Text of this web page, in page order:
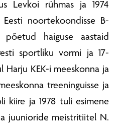
Levkoi rühmas ja 1974
Eesti noortekoondisse B-
põetud haiguse aastaid
sportliku vormi ja 17-
Harju KEK-i meeskonna ja
treeninguisse ja
kiire ja 1978 tuli esimene
juunioride meistritiitel N.